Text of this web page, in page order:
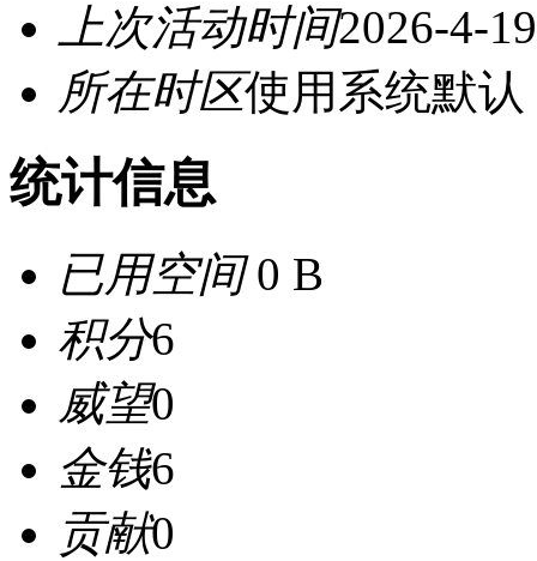
上次活动时间2026-4-
所在时区使用系统默认
统计信息
已用空间0 B
积分6
威望0
金钱6
贡献0